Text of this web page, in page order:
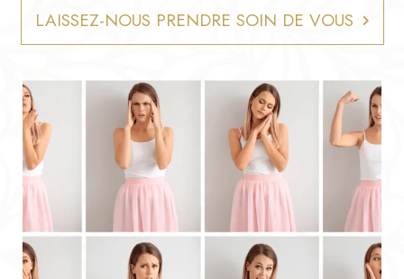
LAISSEZ-NOUS PRENDRE SOIN DE VOUS